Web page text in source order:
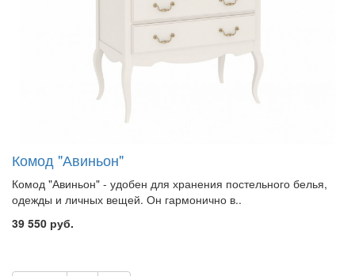
Комод "Авиньон"
Комод "Авиньон" - удобен для хранения постельного белья,
одежды и личных вещей. Он гармонично в..
39 550 руб.